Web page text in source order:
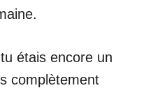
étais encore un
complètement